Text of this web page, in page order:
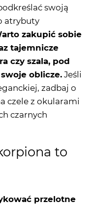
swoją
atrybuty
zakupić sobie
tajemnicze
czy szala, pod
oblicze. Jeśli
zadbaj o
czele z okularami
czarnych
to
przelotne